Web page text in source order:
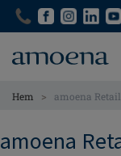
Skip
content
Skip
content
Hem > amoena
amoena